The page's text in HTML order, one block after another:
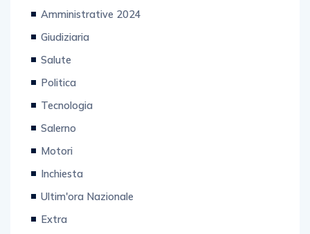
Amministrative 2024
Giudiziaria
Salute
Politica
Tecnologia
Salerno
Motori
Inchiesta
Ultim'ora Nazionale
Extra